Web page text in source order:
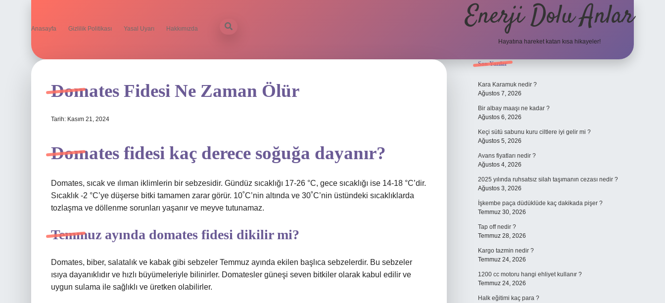
Anasayfa Gizlilik Politikası Yasal Uyarı Hakkımızda Enerji Dolu Anlar
Hayatına hareket katan kısa hikayeler!
Domates Fidesi Ne Zaman Ölür
Tarih: Kasım 21, 2024
Domates fidesi kaç derece soğuğa dayanır?
Domates, sıcak ve ılıman iklimlerin bir sebzesidir. Gündüz sıcaklığı 17-26 °C, gece sıcaklığı ise 14-18 °C’dir.
Sıcaklık -2 °C’ye düşerse bitki tamamen zarar görür. 10˚C’nin altında ve 30˚C’nin üstündeki sıcaklıklarda
tozlaşma ve döllenme sorunları yaşanır ve meyve tutunamaz.
Temmuz ayında domates fidesi dikilir mi?
Domates, biber, salatalık ve kabak gibi sebzeler Temmuz ayında ekilen başlıca sebzelerdir. Bu sebzeler
ısıya dayanıklıdır ve hızlı büyümeleriyle bilinirler. Domatesler güneşi seven bitkiler olarak kabul edilir ve
uygun sulama ile sağlıklı ve üretken olabilirler.
Sidebar
Son Yazılar
Kara Karamuk nedir ?
Ağustos 7, 2026
Bir albay maaşı ne kadar ?
Ağustos 6, 2026
Keçi sütü sabunu kuru ciltlere iyi gelir mi ?
Ağustos 5, 2026
Avans fiyatları nedir ?
Ağustos 4, 2026
2025 yılında ruhsatsız silah taşımanın cezası nedir ?
Ağustos 3, 2026
İşkembe paça düdüklüde kaç dakikada pişer ?
Temmuz 30, 2026
Tap off nedir ?
Temmuz 28, 2026
Kargo tazmin nedir ?
Temmuz 24, 2026
1200 cc motoru hangi ehliyet kullanır ?
Temmuz 24, 2026
Halk eğitimi kaç para ?